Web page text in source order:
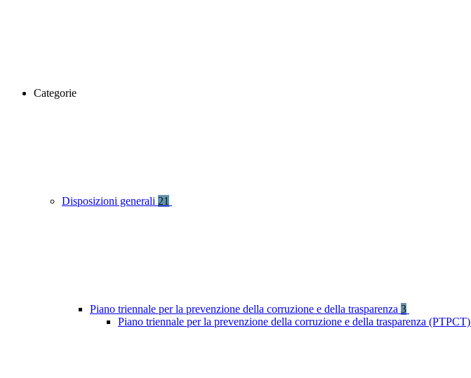
Categorie
Disposizioni generali 21
Piano triennale per la prevenzione della corruzione e della trasparenza 3
Piano triennale per la prevenzione della corruzione e della trasparenza (PTPCT)